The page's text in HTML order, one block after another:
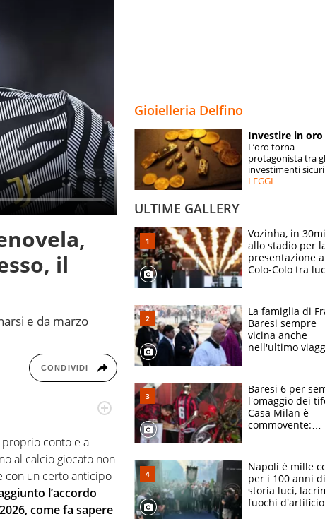
ESPERTI
CONTATTI
il
e da marzo
CONDIVIDI
e collaborato con
storica. Si occupa
conto e a
al calcio giocato non
con un certo anticipo
l’accordo
come fa sapere
Gioielleria Delfino
Investire in oro
L’oro torna
protagonista tra
investimenti sicuri
LEGGI
ULTIME GALLERY
Vozinha, in
allo stadio per
presentazione
Colo-Colo tra
La famiglia di
Baresi sempre
vicina anche
nell'ultimo
circondati
dall'affetto dei
Baresi 6 per
l'omaggio dei
Casa Milan è
commovente:
bigliettini
Napoli è mille
per i 100 anni di
storia luci,
fuochi